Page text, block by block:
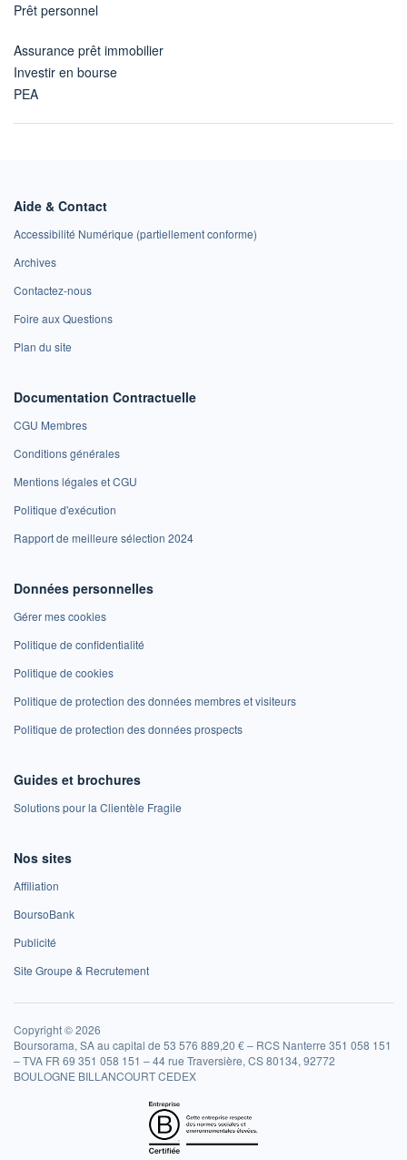
Prêt personnel
Assurance prêt immobilier
Investir en bourse
PEA
Aide & Contact
Accessibilité Numérique (partiellement conforme)
Archives
Contactez-nous
Foire aux Questions
Plan du site
Documentation Contractuelle
CGU Membres
Conditions générales
Mentions légales et CGU
Politique d'exécution
Rapport de meilleure sélection 2024
Données personnelles
Gérer mes cookies
Politique de confidentialité
Politique de cookies
Politique de protection des données membres et visiteurs
Politique de protection des données prospects
Guides et brochures
Solutions pour la Clientèle Fragile
Nos sites
Affiliation
BoursoBank
Publicité
Site Groupe & Recrutement
Copyright © 2026
Boursorama, SA au capital de 53 576 889,20 € – RCS Nanterre 351 058 151
– TVA FR 69 351 058 151 – 44 rue Traversière, CS 80134, 92772
BOULOGNE BILLANCOURT CEDEX